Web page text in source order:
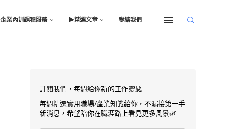
企業內訓課程服務 ▶︎精選文章 聯絡我們
訂閱我們，每週給你新的工作靈感
每週精選實用職場/產業知識給你，不漏接第一手
新消息，希望陪你在職涯路上看見更多風景🌿